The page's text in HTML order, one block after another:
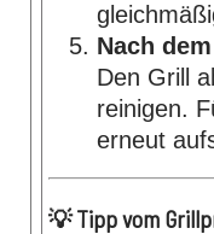
Nach
Den Grill
reinigen.
erneut
💡 Tipp vom